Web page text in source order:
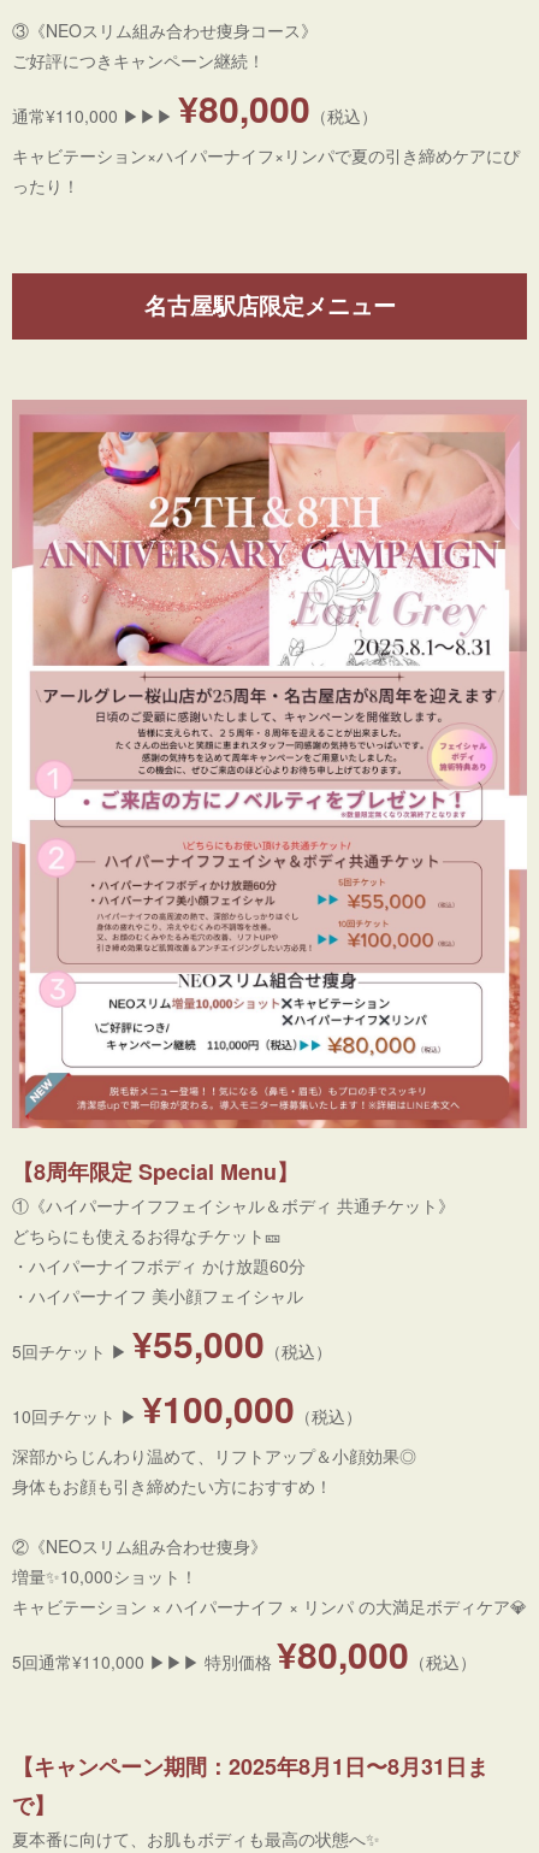
③《NEOスリム組み合わせ痩身コース》
ご好評につきキャンペーン継続！
通常¥110,000 ▶︎▶︎▶︎ ¥80,000 （税込）
キャビテーション×ハイパーナイフ×リンパで夏の引き締めケアにぴ
ったり！
名古屋駅店限定メニュー
【8周年限定 Special Menu】
①《ハイパーナイフフェイシャル＆ボディ 共通チケット》
どちらにも使えるお得なチケット🎫
・ハイパーナイフボディ かけ放題60分
・ハイパーナイフ 美小顔フェイシャル
5回チケット ▶︎ ¥55,000 （税込）
10回チケット ▶︎ ¥100,000 （税込）
深部からじんわり温めて、リフトアップ＆小顔効果◎
身体もお顔も引き締めたい方におすすめ！
②《NEOスリム組み合わせ痩身》
増量✨10,000ショット！
キャビテーション × ハイパーナイフ × リンパ の大満足ボディケア💎
5回通常¥110,000 ▶︎▶︎▶︎ 特別価格 ¥80,000 （税込）
【キャンペーン期間：2025年8月1日〜8月31日ま
で】
夏本番に向けて、お肌もボディも最高の状態へ✨